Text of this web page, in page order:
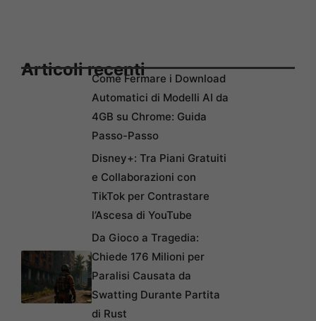
Articoli recentiCome Fermare i Download
Automatici di Modelli AI da
4GB su Chrome: Guida
Passo-Passo
Disney+: Tra Piani Gratuiti
e Collaborazioni con
TikTok per Contrastare
l’Ascesa di YouTube
Da Gioco a Tragedia:
Chiede 176 Milioni per
Paralisi Causata da
Swatting Durante Partita
di Rust